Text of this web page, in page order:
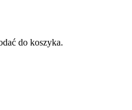
do koszyka.